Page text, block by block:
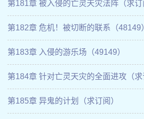
第181章 被入侵的亡灵天灾法阵（求订
第182章 危机！被切断的联系（48149
第183章 入侵的游乐场（49149）
第184章 针对亡灵天灾的全面进攻（求
第185章 异鬼的计划（求订阅）